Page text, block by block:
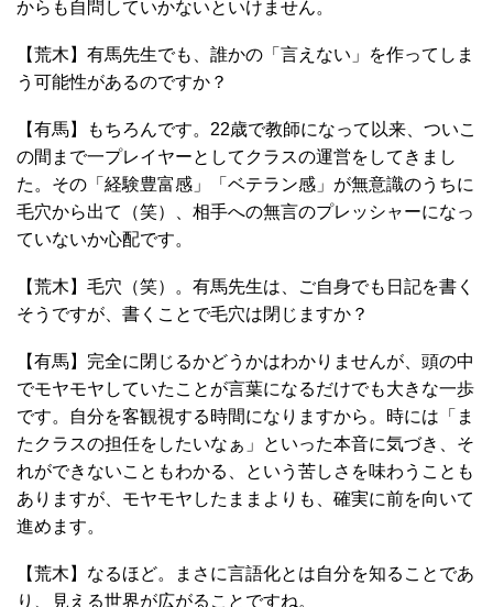
からも自問していかないといけません。
【荒木】有馬先生でも、誰かの「言えない」を作ってしま
う可能性があるのですか？
【有馬】もちろんです。22歳で教師になって以来、ついこ
の間まで一プレイヤーとしてクラスの運営をしてきまし
た。その「経験豊富感」「ベテラン感」が無意識のうちに
毛穴から出て（笑）、相手への無言のプレッシャーになっ
ていないか心配です。
【荒木】毛穴（笑）。有馬先生は、ご自身でも日記を書く
そうですが、書くことで毛穴は閉じますか？
【有馬】完全に閉じるかどうかはわかりませんが、頭の中
でモヤモヤしていたことが言葉になるだけでも大きな一歩
です。自分を客観視する時間になりますから。時には「ま
たクラスの担任をしたいなぁ」といった本音に気づき、そ
れができないこともわかる、という苦しさを味わうことも
ありますが、モヤモヤしたままよりも、確実に前を向いて
進めます。
【荒木】なるほど。まさに言語化とは自分を知ることであ
り、見える世界が広がることですね。